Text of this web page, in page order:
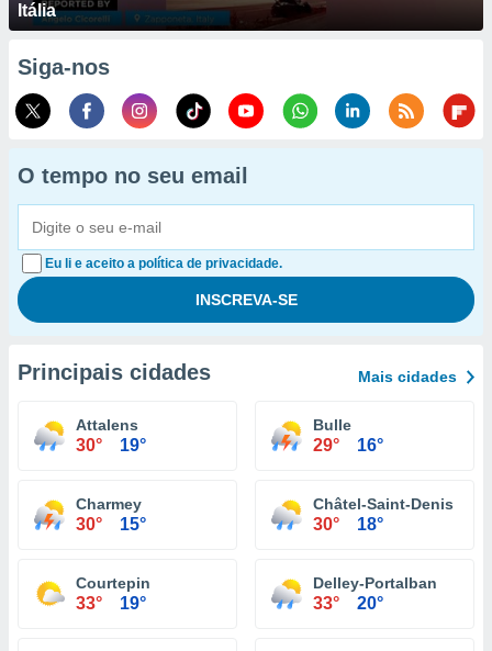
Itália
Siga-nos
O tempo no seu email
Eu li e aceito a política de privacidade.
Principais cidades Mais cidades
Attalens
30° 19°
Bulle
29° 16°
Charmey
30° 15°
Châtel-Saint-Denis
30° 18°
Courtepin
33° 19°
Delley-Portalban
33° 20°